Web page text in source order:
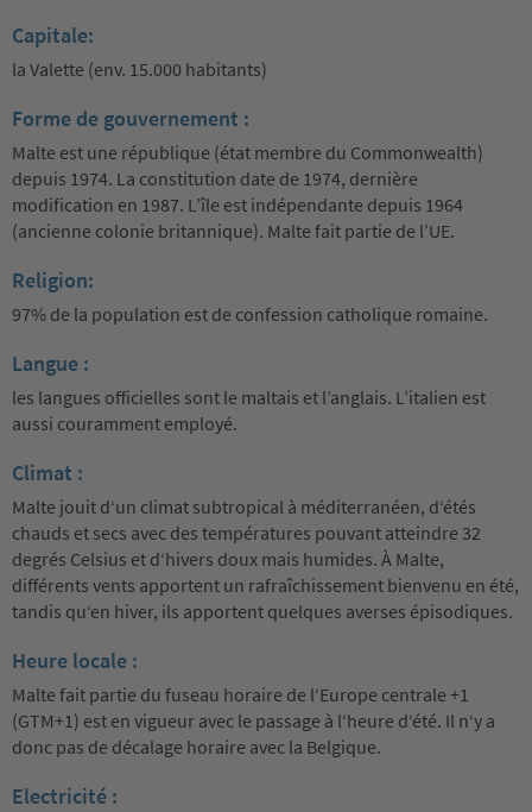
Capitale:
la Valette (env. 15.000 habitants)
Forme de gouvernement :
Malte est une république (état membre du Commonwealth)
depuis 1974. La constitution date de 1974, dernière
modification en 1987. L’île est indépendante depuis 1964
(ancienne colonie britannique). Malte fait partie de l’UE.
Religion:
97% de la population est de confession catholique romaine.
Langue :
les langues officielles sont le maltais et l’anglais. L’italien est
aussi couramment employé.
Climat :
Malte jouit d‘un climat subtropical à méditerranéen, d‘étés
chauds et secs avec des températures pouvant atteindre 32
degrés Celsius et d‘hivers doux mais humides. À Malte,
différents vents apportent un rafraîchissement bienvenu en été,
tandis qu‘en hiver, ils apportent quelques averses épisodiques.
Heure locale :
Malte fait partie du fuseau horaire de l‘Europe centrale +1
(GTM+1) est en vigueur avec le passage à l‘heure d‘été. Il n‘y a
donc pas de décalage horaire avec la Belgique.
Electricité :